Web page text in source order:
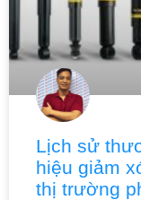
Lịch sử
hiệu giảm
thị trường